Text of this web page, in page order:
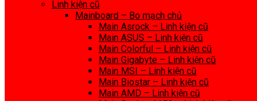
Linh kiện cũ
Mainboard – Bo mạch chủ
Main Asrock – Linh kiện cũ
Main ASUS – Linh kiện cũ
Main Colorful – Linh kiện cũ
Main Gigabyte – Linh kiện cũ
Main MSI – Linh kiện cũ
Main Biostar – Linh kiện cũ
Main AMD – Linh kiện cũ